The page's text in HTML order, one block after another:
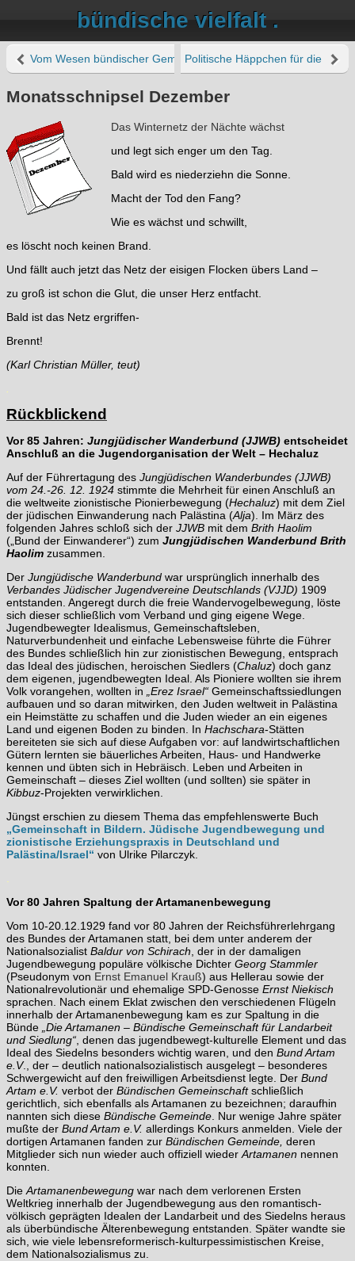
bündische vielfalt .
Vom Wesen bündischer GemeinschaftPolitische Häppchen für die
Monatsschnipsel Dezember
Das Winternetz der Nächte wächst
und legt sich enger um den Tag.
Bald wird es niederziehn die Sonne.
Macht der Tod den Fang?
Wie es wächst und schwillt,
es löscht noch keinen Brand.
Und fällt auch jetzt das Netz der eisigen Flocken übers Land –
zu groß ist schon die Glut, die unser Herz entfacht.
Bald ist das Netz ergriffen-
Brennt!
(Karl Christian Müller, teut)
Rückblickend
Vor 85 Jahren: Jungjüdischer Wanderbund (JJWB) entscheidet
Anschluß an die Jugendorganisation der Welt – Hechaluz
Auf der Führertagung des Jungjüdischen Wanderbundes (JJWB)
vom 24.-26. 12. 1924 stimmte die Mehrheit für einen Anschluß an
die weltweite zionistische Pionierbewegung (Hechaluz) mit dem Ziel
der jüdischen Einwanderung nach Palästina (Alja). Im März des
folgenden Jahres schloß sich der JJWB mit dem Brith Haolim
(„Bund der Einwanderer“) zum Jungjüdischen Wanderbund Brith
Haolim zusammen.
Der Jungjüdische Wanderbund war ursprünglich innerhalb des
Verbandes Jüdischer Jugendvereine Deutschlands (VJJD) 1909
entstanden. Angeregt durch die freie Wandervogelbewegung, löste
sich dieser schließlich vom Verband und ging eigene Wege.
Jugendbewegter Idealismus, Gemeinschaftsleben,
Naturverbundenheit und einfache Lebensweise führte die Führer
des Bundes schließlich hin zur zionistischen Bewegung, entsprach
das Ideal des jüdischen, heroischen Siedlers (Chaluz) doch ganz
dem eigenen, jugendbewegten Ideal. Als Pioniere wollten sie ihrem
Volk vorangehen, wollten in
„Erez Israel“ Gemeinschaftssiedlungen
aufbauen und so daran mitwirken, den Juden weltweit in Palästina
ein Heimstätte zu schaffen und die Juden wieder an ein eigenes
Land und eigenen Boden zu binden. In Hachschara-Stätten
bereiteten sie sich auf diese Aufgaben vor: auf landwirtschaftlichen
Gütern lernten sie bäuerliches Arbeiten, Haus- und Handwerke
kennen und übten sich in Hebräisch. Leben und Arbeiten in
Gemeinschaft – dieses Ziel wollten (und sollten) sie später in
Kibbuz-Projekten verwirklichen.
Jüngst erschien zu diesem Thema das empfehlenswerte Buch
„Gemeinschaft in Bildern. Jüdische Jugendbewegung und
zionistische Erziehungspraxis in Deutschland und
Palästina/Israel“ von Ulrike Pilarczyk.
Vor 80 Jahren Spaltung der Artamanenbewegung
Vom 10-20.12.1929 fand vor 80 Jahren der Reichsführerlehrgang
des Bundes der Artamanen statt, bei dem unter anderem der
Nationalsozialist Baldur von Schirach , der in der damaligen
Jugendbewegung populäre völkische Dichter Georg Stammler
(Pseudonym von Ernst Emanuel Krauß) aus Hellerau sowie der
Nationalrevolutionär und ehemalige SPD-Genosse Ernst Niekisch
sprachen. Nach einem Eklat zwischen den verschiedenen Flügeln
innerhalb der Artamanenbewegung kam es zur Spaltung in die
Bünde „Die Artamanen – Bündische Gemeinschaft für Landarbeit
und Siedlung“ , denen das jugendbewegt-kulturelle Element und das
Ideal des Siedelns besonders wichtig waren, und den Bund Artam
e.V., der – deutlich nationalsozialistisch ausgelegt – besonderes
Schwergewicht auf den freiwilligen Arbeitsdienst legte. Der Bund
Artam e.V. verbot der Bündischen Gemeinschaftschließlich
gerichtlich, sich ebenfalls als Artamanen zu bezeichnen; daraufhin
nannten sich diese Bündische Gemeinde . Nur wenige Jahre später
mußte der Bund Artam e.V. allerdings Konkurs anmelden. Viele der
dortigen Artamanen fanden zur Bündischen Gemeinde, deren
Mitglieder sich nun wieder auch offiziell wieder Artamanen nennen
konnten.
Die Artamanenbewegung war nach dem verlorenen Ersten
Weltkrieg innerhalb der Jugendbewegung aus den romantisch-
völkisch geprägten Idealen der Landarbeit und des Siedelns heraus
als überbündische Älterenbewegung entstanden. Später wandte sie
sich, wie viele lebensreformerisch-kulturpessimistischen Kreise,
dem Nationalsozialismus zu.